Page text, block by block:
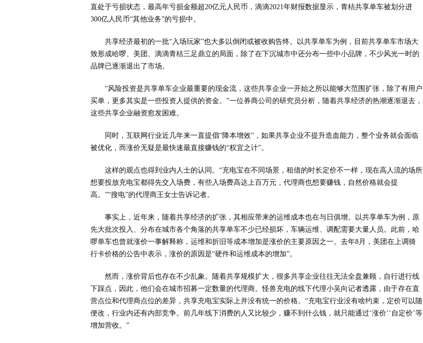
直处于亏损状态，最高年亏损金额超20亿元人民币，滴滴2021年财报数据显示，青桔共享单车被划分进
300亿人民币“其他业务”的亏损中。
共享经济最初的一批“入场玩家”也大多以倒闭或被收购告终。以共享单车为例，目前共享单车市场大
致形成哈啰、美团、滴滴青桔三足鼎立的局面，除了在下沉城市中还分布一些中小品牌，不少风光一时的
品牌已逐渐退出了市场。
“风险投资是共享单车企业最重要的现金流，这些共享企业一开始之所以能够大范围扩张，除了有用户
买单，更多其实是一些投资人提供的资金。”一位券商公司的研究员分析，随着共享经济的热潮逐渐退去，
这些共享企业融资愈发困难。
同时，互联网行业近几年来一直提倡“降本增效”，如果共享企业不提升造血能力，整个业务就会面临
被优化，而涨价无疑是最快速最直接赚钱的“权宜之计”。
这样的观点也得到业内人士的认同。“充电宝在不同场景，租借的时长定价不一样，现在高人流的场所
想要投放充电宝都得先交入场费，有些入场费高达上百万元，代理商也想要赚钱，自然价格就会提
高。”“搜电”的代理商王女士告诉记者。
事实上，近年来，随着共享经济的扩张，其相应带来的运维成本也在与日俱增。以共享单车为例，原
先大批次投入、分布在城市各个角落的共享单车不少已经损坏，车辆运维、调配需要大量人员。此前，哈
啰单车也曾就涨价一事解释称，运维和折旧等成本增加是涨价的主要原因之一。去年8月，美团在上调骑
行卡价格的公告中表示，涨价的原因是“硬件和运维成本的增加”。
然而，涨价背后也存在不少乱象。随着共享规模扩大，很多共享企业往往无法全盘兼顾，自行进行线
下踩点，因此，他们会在城市招募一定数量的代理商。怪兽充电的线下代理小吴向记者透露，由于存在直
营点位和代理商点位的差异，共享充电宝实际上并没有统一的价格。“充电宝行业没有啥约束，定价可以随
便改，行业内还有内部竞争。前几年线下消费的人又比较少，赚不到什么钱，就只能通过‘涨价’‘自定价’等
增加营收。”